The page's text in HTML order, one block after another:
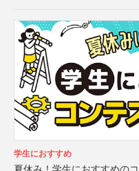
学生におすすめ
夏休み！学生におすすめの